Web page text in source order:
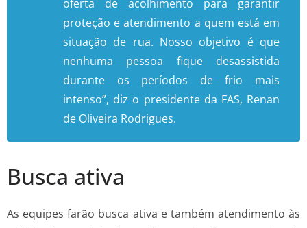
oferta de acolhimento para garantir
proteção e atendimento a quem está em
situação de rua. Nosso objetivo é que
nenhuma pessoa fique desassistida
durante os períodos de frio mais
intenso”, diz o presidente da FAS, Renan
de Oliveira Rodrigues.
Busca ativa
As equipes farão busca ativa e também atendimento às